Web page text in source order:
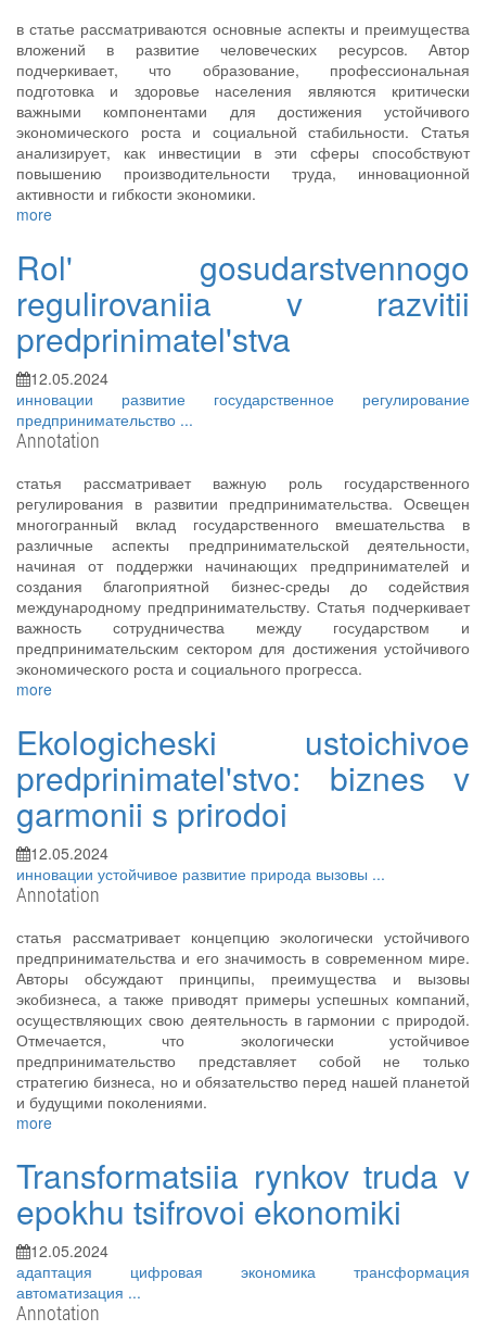
в статье рассматриваются основные аспекты и преимущества
вложений в развитие человеческих ресурсов. Автор
подчеркивает, что образование, профессиональная
подготовка и здоровье населения являются критически
важными компонентами для достижения устойчивого
экономического роста и социальной стабильности. Статья
анализирует, как инвестиции в эти сферы способствуют
повышению производительности труда, инновационной
активности и гибкости экономики.
more
Rol' gosudarstvennogo
regulirovaniia v razvitii
predprinimatel'stva
12.05.2024
инновации развитие государственное регулирование
предпринимательство ...
Annotation
статья рассматривает важную роль государственного
регулирования в развитии предпринимательства. Освещен
многогранный вклад государственного вмешательства в
различные аспекты предпринимательской деятельности,
начиная от поддержки начинающих предпринимателей и
создания благоприятной бизнес-среды до содействия
международному предпринимательству. Статья подчеркивает
важность сотрудничества между государством и
предпринимательским сектором для достижения устойчивого
экономического роста и социального прогресса.
more
Ekologicheski ustoichivoe
predprinimatel'stvo: biznes v
garmonii s prirodoi
12.05.2024
инновации устойчивое развитие природа вызовы ...
Annotation
статья рассматривает концепцию экологически устойчивого
предпринимательства и его значимость в современном мире.
Авторы обсуждают принципы, преимущества и вызовы
экобизнеса, а также приводят примеры успешных компаний,
осуществляющих свою деятельность в гармонии с природой.
Отмечается, что экологически устойчивое
предпринимательство представляет собой не только
стратегию бизнеса, но и обязательство перед нашей планетой
и будущими поколениями.
more
Transformatsiia rynkov truda v
epokhu tsifrovoi ekonomiki
12.05.2024
адаптация цифровая экономика трансформация
автоматизация ...
Annotation